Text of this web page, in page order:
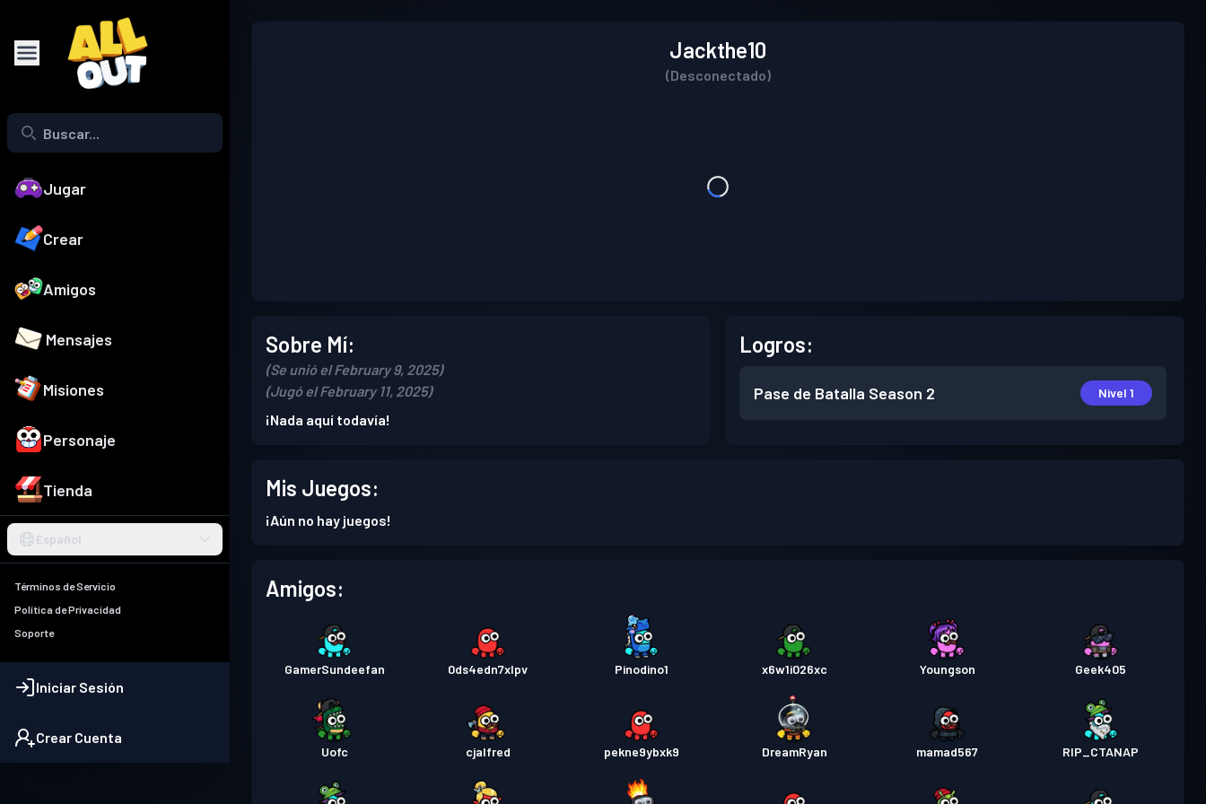
Jugar
Crear
Amigos
Mensajes
Misiones
Personaje
Tienda
Español
Términos de Servicio
Política de Privacidad
Soporte
Iniciar Sesión
Crear Cuenta
Jackthe10
(Desconectado)
Sobre Mí:
(Se unió el February 9, 2025)
(Jugó el February 11, 2025)
¡Nada aquí todavía!
Logros:
Pase de Batalla Season 2 Nivel 1
Mis Juegos:
¡Aún no hay juegos!
Amigos:
GamerSundeefan 0ds4edn7xlpv Pinodino1 x6w1i026xc Youngson Geek405
Uofc cjalfred pekne9ybxk9 DreamRyan mamad567 RIP_CTANAP